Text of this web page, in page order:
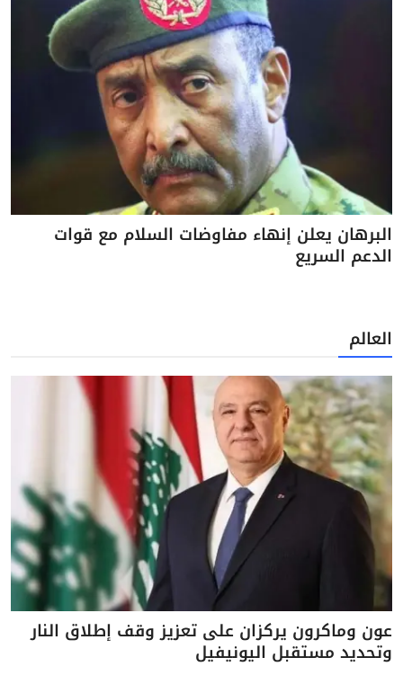
البرهان يعلن إنهاء مفاوضات السلام مع قوات
الدعم السريع
العالم
عون وماكرون يركزان على تعزيز وقف إطلاق النار
وتحديد مستقبل اليونيفيل